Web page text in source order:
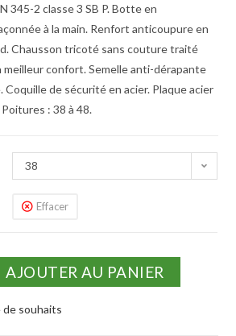
345-2 classe 3 SB P. Botte en
à la main. Renfort anticoupure en
Chausson tricoté sans couture traité
confort. Semelle anti-dérapante
Coquille de sécurité en acier. Plaque acier
: 38 à 48.
38
Effacer
AJOUTER AU PANIER
de souhaits